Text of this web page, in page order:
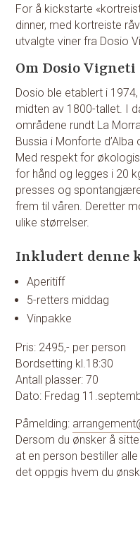
For å kickstarte
dinner, med kortreiste
utvalgte viner fra Dosio
Om Dosio Vigneti
Dosio ble etablert i
midten av 1800-tallet. I
områdene rundt La
Bussia i Monforte d’Alba
Med respekt for
for hånd og legges i 20
presses og
frem til våren. Deretter
ulike størrelser.
Inkludert denne
Aperitiff
5-retters middag
Vinpakke
Pris: 2495,- per person
Bordsetting kl.18:30
Antall plasser: 70
Dato: Fredag
Påmelding:
Dersom du ønsker å
at en person bestiller
det oppgis hvem du